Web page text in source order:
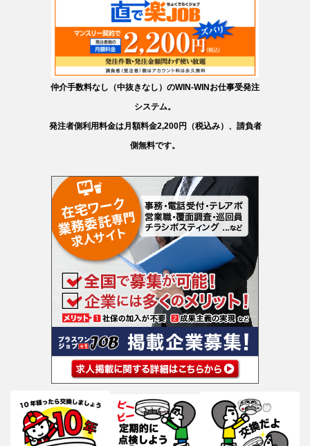
仲介手数料なし（中抜きなし）のWIN-WINお仕事受発注
システム。
発注者側利用料金は月額料金2,200円（税込み）、請負者
側無料です。